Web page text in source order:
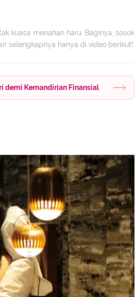
kuasa menahan haru. Baginya, sosok
selengkapnya hanya di video berikut!
demi Kemandirian Finansial